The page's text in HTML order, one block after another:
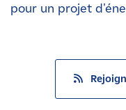
pour un projet